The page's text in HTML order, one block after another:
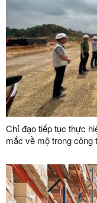
Chỉ đạo tiếp tục thực
mắc về mộ trong công